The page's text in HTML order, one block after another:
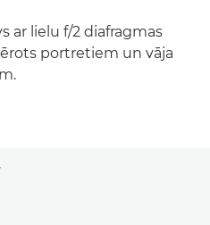
ar lielu f/2 diafragmas
portretiem un vāja
breadcrumbs